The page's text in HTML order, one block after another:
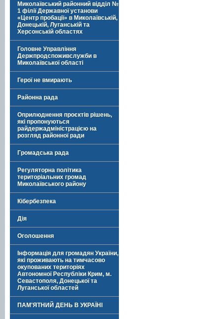
Миколаївський районний відділ №
1 філії Державної установи
«Центр пробації» в Миколаївській,
Донецькій, Луганській та
Херсонській областях
Головне Управління
Держпродспоживслужби в
Миколаївської області
Герої не вмирають
Районна рада
Оприлюднення проєктів рішень,
які пропонуються
райдержадміністрацією на
розгляд районної ради
Громадська рада
Регуляторна політика
територіальних громад
Миколаївського району
Кібербезпека
Дія
Оголошення
Інформація для громадян України,
які проживають на тимчасово
окупованих територіях
Автономної Республіки Крим, м.
Севастополя, Донецької та
Луганської областей
ПАМ'ЯТНИЙ ДЕНЬ В УКРАЇНІ